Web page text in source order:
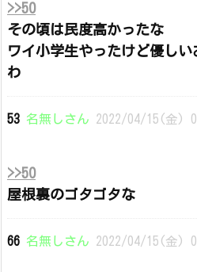
>>50
その頃は民度高かったな
ワイ小学生やったけど優し
わ
53 名無しさん 2022/04/15(金)
>>50
屋根裏のゴタゴタな
66 名無しさん 2022/04/15(金)